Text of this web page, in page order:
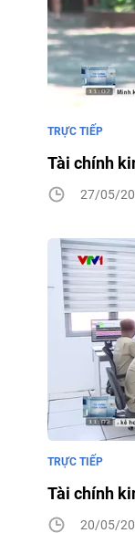
Tài chính
TRỰC TIẾP
27/05/
Tài chính
TRỰC TIẾP
20/05/